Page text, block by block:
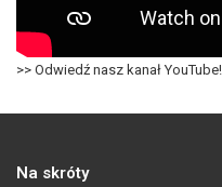
>> Odwiedź nasz kanał YouTube!
Na skróty